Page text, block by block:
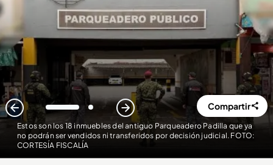
Estos son los 18 inmuebles del antiguo Parqueadero Padilla que ya
no podrán ser vendidos ni transferidos por decisión judicial. FOTO:
CORTESÍA FISCALÍA
1 2 Compartir